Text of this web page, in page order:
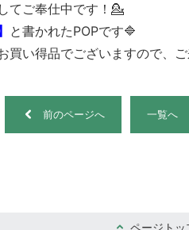
てご奉仕中です！💁
と書かれたPOPです🔷
買い得品でございますので、
前のページへ 一覧へ